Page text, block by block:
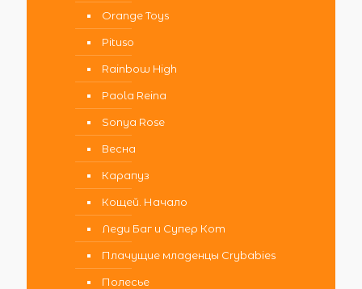
Orange Toys
Pituso
Rainbow High
Paola Reina
Sonya Rose
Весна
Карапуз
Кощей. Начало
Леди Баг и Супер Кот
Плачущие младенцы Crybabies
Полесье